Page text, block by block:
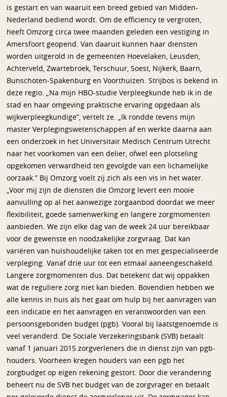
is gestart en van waaruit een breed gebied van Midden-
Nederland bediend wordt. Om de efficiency te vergroten,
heeft Omzorg circa twee maanden geleden een vestiging in
Amersfoort geopend. Van daaruit kunnen haar diensten
worden uitgerold in de gemeenten Hoevelaken, Leusden,
Achterveld, Zwartebroek, Terschuur, Soest, Nijkerk, Baarn,
Bunschoten-Spakenburg en Voorthuizen. Strijbos is bekend in
deze regio. „Na mijn HBO-studie Verpleegkunde heb ik in de
stad en haar omgeving praktische ervaring opgedaan als
wijkverpleegkundige”, vertelt ze. „Ik rondde tevens mijn
master Verplegingswetenschappen af en werkte daarna aan
een onderzoek in het Universitair Medisch Centrum Utrecht
naar het voorkomen van een delier, ofwel een plotseling
opgekomen verwardheid ten gevolgde van een lichamelijke
oorzaak.” Bij Omzorg voelt zij zich als een vis in het water.
„Voor mij zijn de diensten die Omzorg levert een mooie
aanvulling op al het aanwezige zorgaanbod doordat we meer
flexibiliteit, goede samenwerking en langere zorgmomenten
aanbieden. We zijn elke dag van de week 24 uur bereikbaar
voor de gewenste en noodzakelijke zorgvraag. Dat kan
variëren van huishoudelijke taken tot en met gespecialiseerde
verpleging. Vanaf drie uur tot een etmaal aaneengeschakeld.
Langere zorgmomenten dus. Dat betekent dat wij oppakken
wat de reguliere zorg niet kan bieden. Bovendien hebben we
alle kennis in huis als het gaat om hulp bij het aanvragen van
een indicatie en het aanvragen en verantwoorden van een
persoonsgebonden budget (pgb). Vooral bij laatstgenoemde is
veel veranderd. De Sociale Verzekeringsbank (SVB) betaalt
vanaf 1 januari 2015 zorgverleners die in dienst zijn van pgb-
houders. Voorheen kregen houders van een pgb het
zorgbudget op eigen rekening gestort. Door die verandering
beheert nu de SVB het budget van de zorgvrager en betaalt